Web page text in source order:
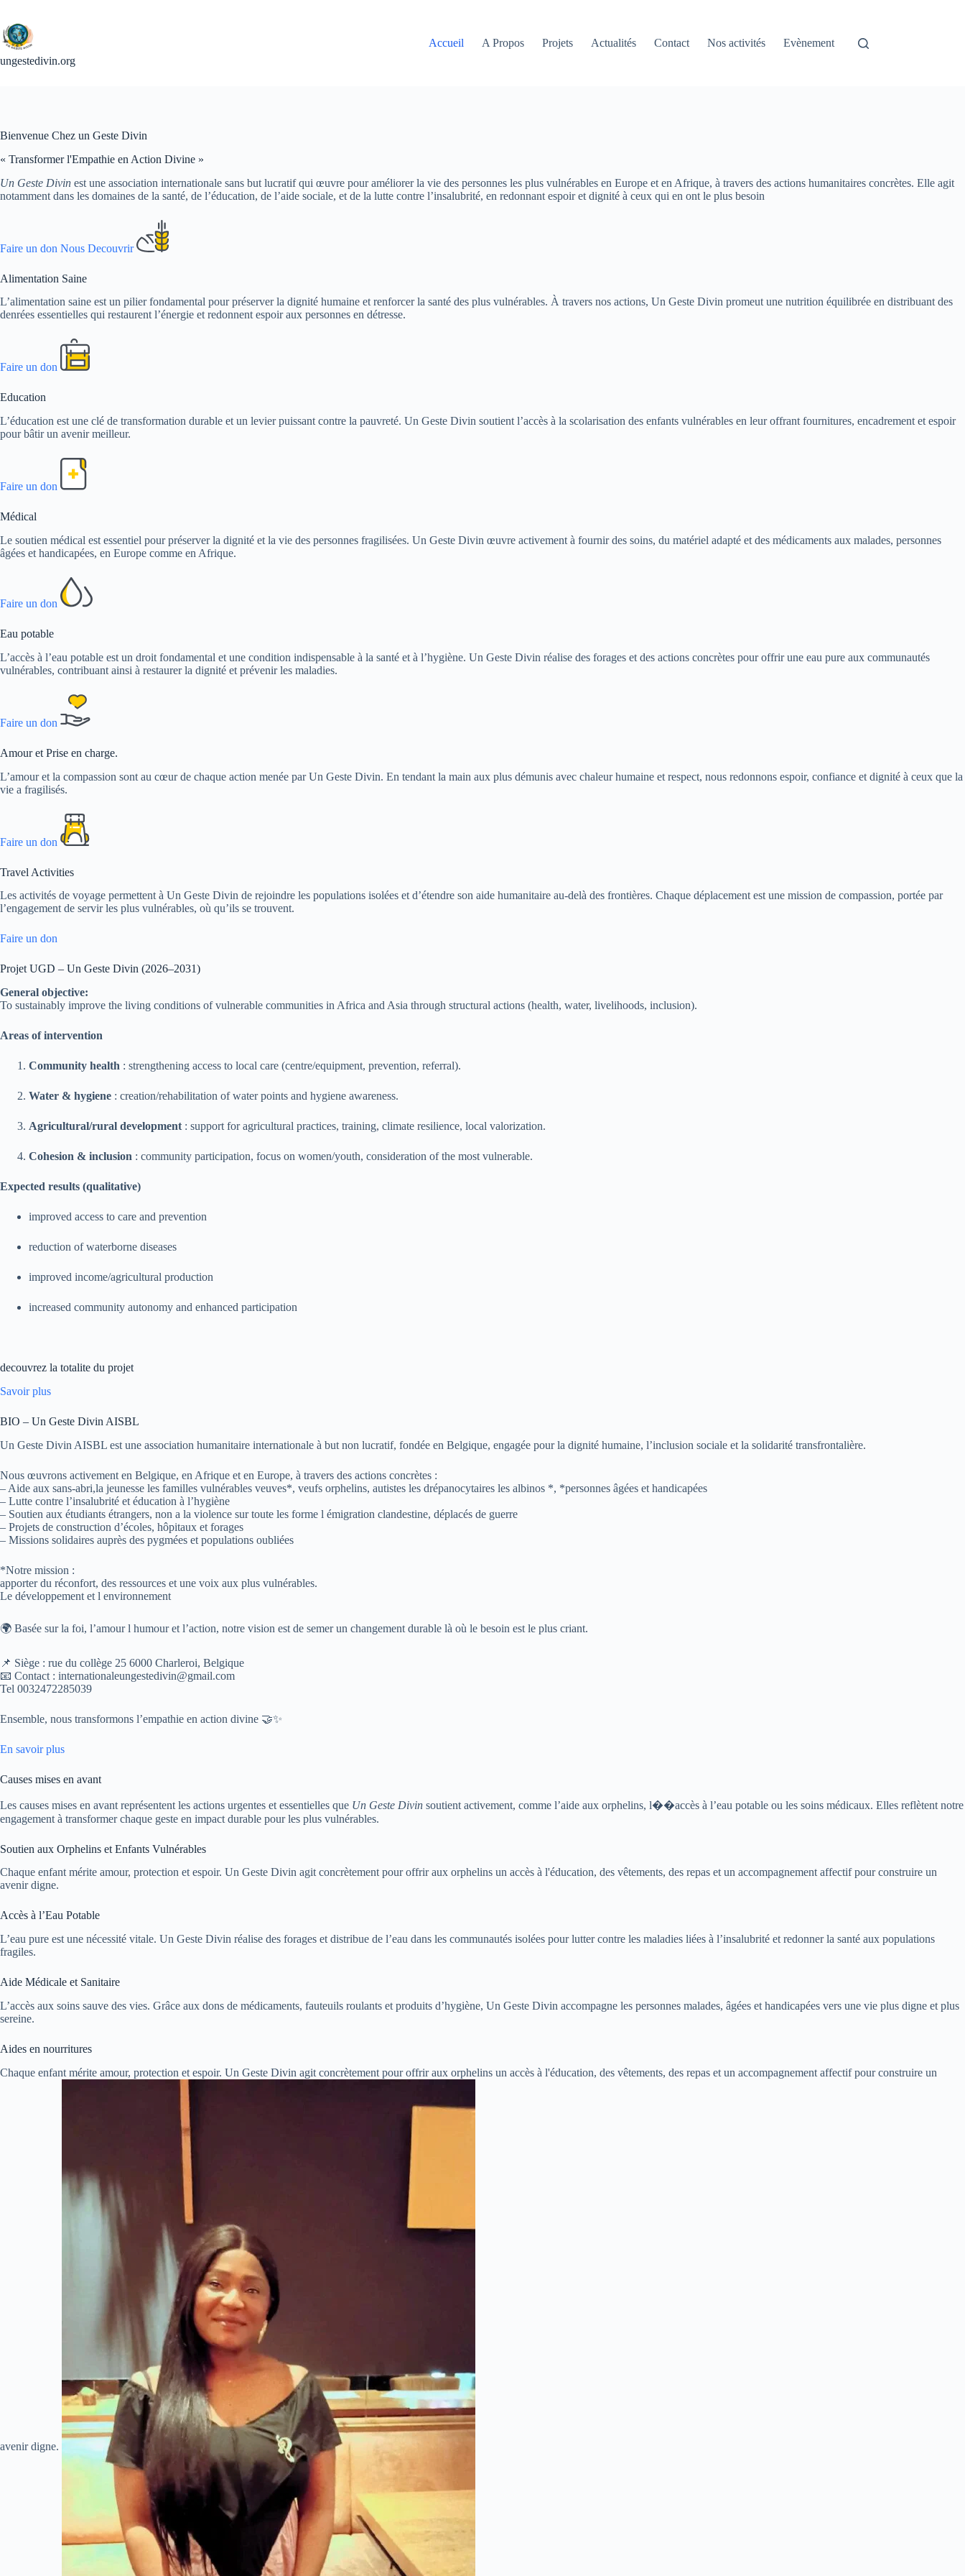
contenu
ungestedivin.org
Accueil A Propos Projets Actualités Contact Nos activités Evènement
Bienvenue Chez un Geste Divin
« Transformer l'Empathie en Action Divine »
Un Geste Divin est une association internationale sans but lucratif qui œuvre pour améliorer la vie des personnes les plus vulnérables en Europe et en Afrique, à travers des actions humanitaires concrètes. Elle agit
notamment dans les domaines de la santé, de l’éducation, de l’aide sociale, et de la lutte contre l’insalubrité, en redonnant espoir et dignité à ceux qui en ont le plus besoin
Faire un don Nous Decouvrir
Alimentation Saine
L’alimentation saine est un pilier fondamental pour préserver la dignité humaine et renforcer la santé des plus vulnérables. À travers nos actions, Un Geste Divin promeut une nutrition équilibrée en distribuant des
denrées essentielles qui restaurent l’énergie et redonnent espoir aux personnes en détresse.
Faire un don
Education
L’éducation est une clé de transformation durable et un levier puissant contre la pauvreté. Un Geste Divin soutient l’accès à la scolarisation des enfants vulnérables en leur offrant fournitures, encadrement et espoir
pour bâtir un avenir meilleur.
Faire un don
Médical
Le soutien médical est essentiel pour préserver la dignité et la vie des personnes fragilisées. Un Geste Divin œuvre activement à fournir des soins, du matériel adapté et des médicaments aux malades, personnes
âgées et handicapées, en Europe comme en Afrique.
Faire un don
Eau potable
L’accès à l’eau potable est un droit fondamental et une condition indispensable à la santé et à l’hygiène. Un Geste Divin réalise des forages et des actions concrètes pour offrir une eau pure aux communautés
vulnérables, contribuant ainsi à restaurer la dignité et prévenir les maladies.
Faire un don
Amour et Prise en charge.
L’amour et la compassion sont au cœur de chaque action menée par Un Geste Divin. En tendant la main aux plus démunis avec chaleur humaine et respect, nous redonnons espoir, confiance et dignité à ceux que la
vie a fragilisés.
Faire un don
Travel Activities
Les activités de voyage permettent à Un Geste Divin de rejoindre les populations isolées et d’étendre son aide humanitaire au-delà des frontières. Chaque déplacement est une mission de compassion, portée par
l’engagement de servir les plus vulnérables, où qu’ils se trouvent.
Faire un don
Projet UGD – Un Geste Divin (2026–2031)
General objective:
To sustainably improve the living conditions of vulnerable communities in Africa and Asia through structural actions (health, water, livelihoods, inclusion).
Areas of intervention
Community health : strengthening access to local care (centre/equipment, prevention, referral).
Water & hygiene : creation/rehabilitation of water points and hygiene awareness.
Agricultural/rural development : support for agricultural practices, training, climate resilience, local valorization.
Cohesion & inclusion : community participation, focus on women/youth, consideration of the most vulnerable.
Expected results (qualitative)
improved access to care and prevention
reduction of waterborne diseases
improved income/agricultural production
increased community autonomy and enhanced participation
decouvrez la totalite du projet
Savoir plus
BIO – Un Geste Divin AISBL
Un Geste Divin AISBL est une association humanitaire internationale à but non lucratif, fondée en Belgique, engagée pour la dignité humaine, l’inclusion sociale et la solidarité transfrontalière.
Nous œuvrons activement en Belgique, en Afrique et en Europe, à travers des actions concrètes :
– Aide aux sans-abri,la jeunesse les familles vulnérables veuves*, veufs orphelins, autistes les drépanocytaires les albinos *, *personnes âgées et handicapées
– Lutte contre l’insalubrité et éducation à l’hygiène
– Soutien aux étudiants étrangers, non a la violence sur toute les forme l émigration clandestine, déplacés de guerre
– Projets de construction d’écoles, hôpitaux et forages
– Missions solidaires auprès des pygmées et populations oubliées
*Notre mission :
apporter du réconfort, des ressources et une voix aux plus vulnérables.
Le développement et l environnement
🌍 Basée sur la foi, l’amour l humour et l’action, notre vision est de semer un changement durable là où le besoin est le plus criant.
📌 Siège : rue du collège 25 6000 Charleroi, Belgique
📧 Contact : internationaleungestedivin@gmail.com
Tel 0032472285039
Ensemble, nous transformons l’empathie en action divine 🤝✨
En savoir plus
Causes mises en avant
Les causes mises en avant représentent les actions urgentes et essentielles que Un Geste Divin soutient activement, comme l’aide aux orphelins, l��accès à l’eau potable ou les soins médicaux. Elles reflètent notre
engagement à transformer chaque geste en impact durable pour les plus vulnérables.
Soutien aux Orphelins et Enfants Vulnérables
Chaque enfant mérite amour, protection et espoir. Un Geste Divin agit concrètement pour offrir aux orphelins un accès à l'éducation, des vêtements, des repas et un accompagnement affectif pour construire un
avenir digne.
Accès à l’Eau Potable
L’eau pure est une nécessité vitale. Un Geste Divin réalise des forages et distribue de l’eau dans les communautés isolées pour lutter contre les maladies liées à l’insalubrité et redonner la santé aux populations
fragiles.
Aide Médicale et Sanitaire
L’accès aux soins sauve des vies. Grâce aux dons de médicaments, fauteuils roulants et produits d’hygiène, Un Geste Divin accompagne les personnes malades, âgées et handicapées vers une vie plus digne et plus
sereine.
Aides en nourritures
Chaque enfant mérite amour, protection et espoir. Un Geste Divin agit concrètement pour offrir aux orphelins un accès à l'éducation, des vêtements, des repas et un accompagnement affectif pour construire un
avenir digne.